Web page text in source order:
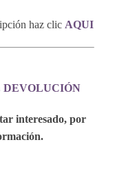
haz clic AQUI
DEVOLUCIÓN
interesado, por